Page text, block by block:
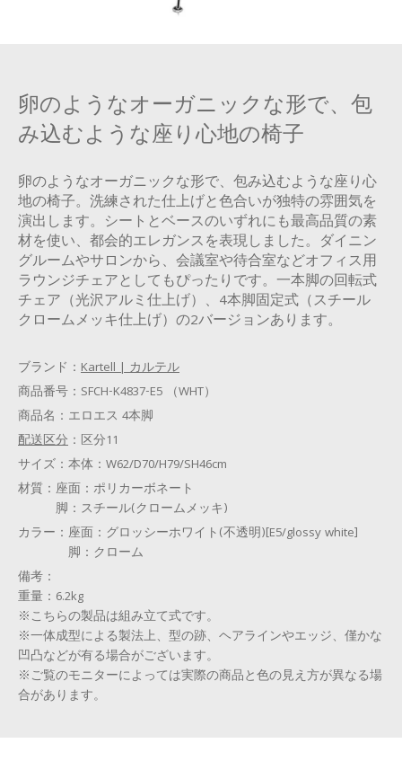
卵のようなオーガニックな形で、包
み込むような座り心地の椅子
卵のようなオーガニックな形で、包み込むような座り心
地の椅子。洗練された仕上げと色合いが独特の雰囲気を
演出します。シートとベースのいずれにも最高品質の素
材を使い、都会的エレガンスを表現しました。ダイニン
グルームやサロンから、会議室や待合室などオフィス用
ラウンジチェアとしてもぴったりです。一本脚の回転式
チェア（光沢アルミ仕上げ）、4本脚固定式（スチール
クロームメッキ仕上げ）の2バージョンあります。
ブランド： Kartell | カルテル
商品番号： SFCH-K4837-E5 （WHT）
商品名： エロエス 4本脚
配送区分 ： 区分11
サイズ： 本体：W62/D70/H79/SH46cm
材質： 座面：ポリカーボネート
脚：スチール(クロームメッキ)
カラー： 座面：グロッシーホワイト(不透明)[E5/glossy white]
脚：クローム
備考：
重量：6.2kg
※こちらの製品は組み立て式です。
※一体成型による製法上、型の跡、ヘアラインやエッジ、僅かな
凹凸などが有る場合がございます。
※ご覧のモニターによっては実際の商品と色の見え方が異なる場
合があります。